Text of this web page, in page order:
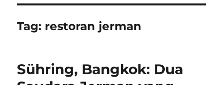
Tag: restoran jerman
Sühring, Bangkok: Dua